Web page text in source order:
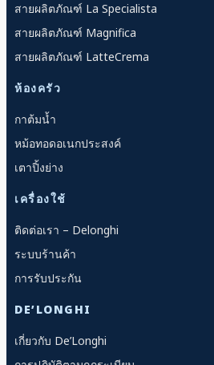
สายผลิตภัณฑ์ La Specialista
สายผลิตภัณฑ์ Magnifica
สายผลิตภัณฑ์ LatteCrema
ห้องครัว
กาต้มน้ำ
หม้อทอดอเนกประสงค์
เตาปิ้งย่าง
เครื่องใช้
ติดต่อเรา – Delonghi
ระบบร้านค้า
การรับประกัน
DE’LONGHI
เกี่ยวกับ De’Longhi